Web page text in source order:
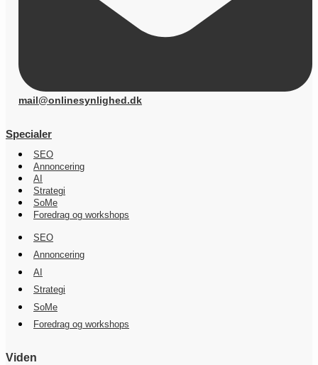
mail@onlinesynlighed.dk
Specialer
SEO
Annoncering
AI
Strategi
SoMe
Foredrag og workshops
SEO
Annoncering
AI
Strategi
SoMe
Foredrag og workshops
Viden